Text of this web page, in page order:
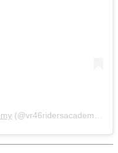
(@vr46ridersacademyofficial) on